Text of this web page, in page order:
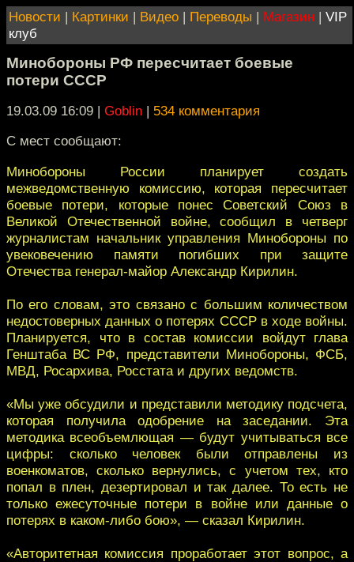
Новости | Картинки | Видео | Переводы | Магазин | VIP
клуб
Минобороны РФ пересчитает боевые
потери СССР
19.03.09 16:09 | Goblin | 534 комментария
С мест сообщают:
Минобороны России планирует создать
межведомственную комиссию, которая пересчитает
боевые потери, которые понес Советский Союз в
Великой Отечественной войне, сообщил в четверг
журналистам начальник управления Минобороны по
увековечению памяти погибших при защите
Отечества генерал-майор Александр Кирилин.
По его словам, это связано с большим количеством
недостоверных данных о потерях СССР в ходе войны.
Планируется, что в состав комиссии войдут глава
Генштаба ВС РФ, представители Минобороны, ФСБ,
МВД, Росархива, Росстата и других ведомств.
«Мы уже обсудили и представили методику подсчета,
которая получила одобрение на заседании. Эта
методика всеобъемлющая — будут учитываться все
цифры: сколько человек были отправлены из
военкоматов, сколько вернулись, с учетом тех, кто
попал в плен, дезертировал и так далее. То есть не
только ежесуточные потери в войне или данные о
потерях в каком-либо бою», — сказал Кирилин.
«Авторитетная комиссия проработает этот вопрос, а